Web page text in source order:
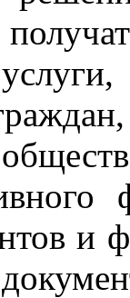
и